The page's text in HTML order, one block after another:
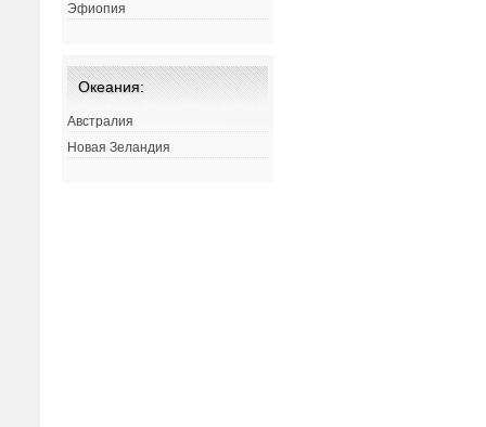
Эфиопия
Океания:
Австралия
Новая Зеландия